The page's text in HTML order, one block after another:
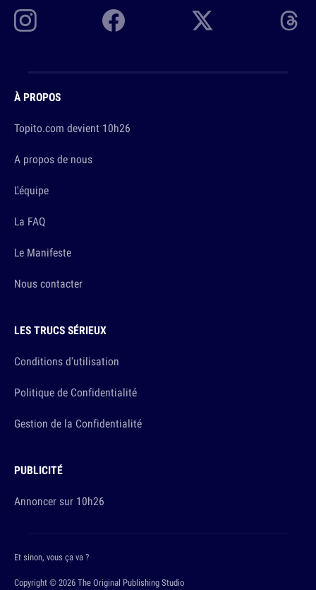
À PROPOS
Topito.com devient 10h26
A propos de nous
L'équipe
La FAQ
Le Manifeste
Nous contacter
LES TRUCS SÉRIEUX
Conditions d'utilisation
Politique de Confidentialité
Gestion de la Confidentialité
PUBLICITÉ
Annoncer sur 10h26
Copyright © 2026 The Original Publishing Studio
Et sinon, vous ça va ?